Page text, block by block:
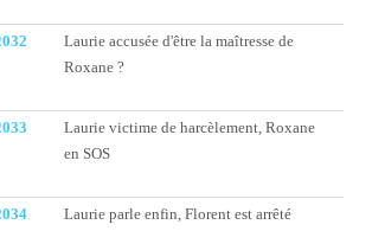
Laurie accusée d'être la maîtresse de
Roxane ?
Laurie victime de harcèlement, Roxane
en SOS
Laurie parle enfin, Florent est arrêté